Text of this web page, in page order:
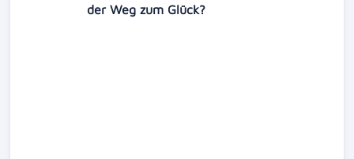
der Weg zum Glück?